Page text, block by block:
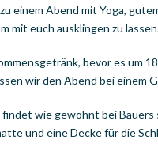
einem Abend mit Yoga,
mit euch ausklingen zu
bevor es um
wir den Abend bei einem
wie gewohnt bei
und eine Decke für die